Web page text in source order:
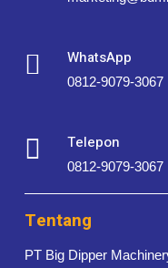
 WhatsApp
0812-9079-3067
 Telepon
0812-9079-3067
Tentang
PT Big Dipper